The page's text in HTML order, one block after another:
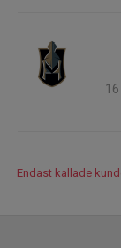
Endast kallade